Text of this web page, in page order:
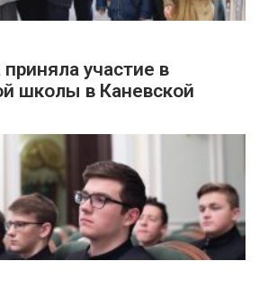
участие в
школы в Каневской